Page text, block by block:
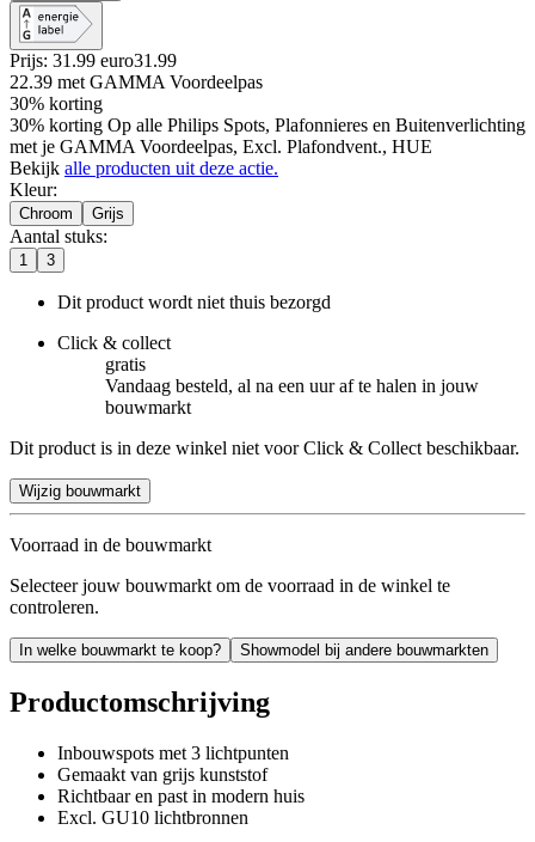
Prijs: 31.99 euro31 .99
22.39 met GAMMA Voordeelpas
30% korting
30% korting Op alle Philips Spots, Plafonnieres en Buitenverlichting
met je GAMMA Voordeelpas, Excl. Plafondvent., HUE
Bekijk alle producten uit deze actie.
Kleur:
Chroom Grijs
Aantal stuks:
1 3
Dit product wordt niet thuis bezorgd
Click & collect
gratis
Vandaag besteld, al na een uur af te halen in jouw
bouwmarkt
Dit product is in deze winkel niet voor Click & Collect beschikbaar.
Wijzig bouwmarkt
Voorraad in de bouwmarkt
Selecteer jouw bouwmarkt om de voorraad in de winkel te
controleren.
In welke bouwmarkt te koop? Showmodel bij andere bouwmarkten
Productomschrijving
Inbouwspots met 3 lichtpunten
Gemaakt van grijs kunststof
Richtbaar en past in modern huis
Excl. GU10 lichtbronnen